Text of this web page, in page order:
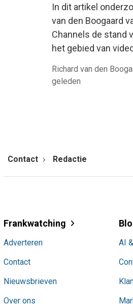
In dit artikel
van den Boogaard
Channels de stand
het gebied van
Richard van den
geleden
Contact Redactie
Frankwatching
Adverteren
Contact
Nieuwsbrieven
Over ons
AI